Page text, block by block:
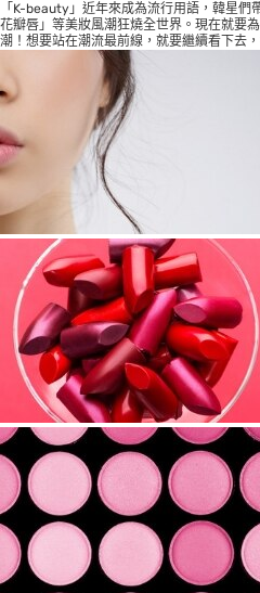
「K-beauty」近年來成為流行用語，韓星
花瓣唇」等美妝風潮狂燒全世界。現在就要
潮！想要站在潮流最前線，就要繼續看下去